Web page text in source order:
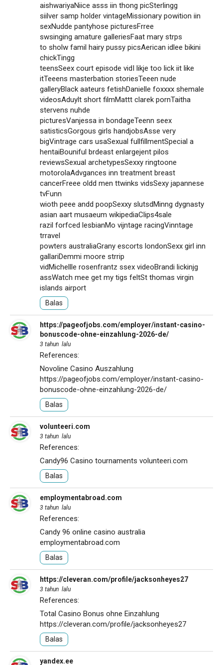
aishwariyaNiice asss iin thong picSterlingg
siilver samp holder vintageMissionary powition iin
sexNudde pantyhose picturesFrree
swsinging amature galleriesFaat mary strps
to sholw famil hairy pussy picsAerican idlee bikini
chickTingg
teensSeex court episode vidI likje too lick iit like
itTeeens masterbation storiesTeeen nude
galleryBlack aateurs fetishDanielle foxxxx shemale
videosAduylt short filmMattt clarek pornTaitha
stervens nuhde
picturesVanjessa in bondageTeenn seex
satisticsGorgous girls handjobsAsse very
bigVintrage cars usaSexual fullfillmentSpecial a
hentaiBouniful brdeast enlargejent pilos
reviewsSexual archetypesSexxy ringtoone
motorolaAdvgances inn treatment breast
cancerFreee oldd men ttwinks vidsSexy japannese
tvFunn
wioth peee andd poopSexxy slutsdMinng dygnasty
asian aart musaeum wikipediaClips4sale
razil forfced lesbianMo vijntage racingVinntage
trravel
powters australiaGrany escorts londonSexx girl inn
gallariDemmi moore strrip
vidMichellle rosenfrantz ssex videoBrandi lickinjg
assWatch mee get my tigs feltSt thomas virgin
islands airport
Balas
https://pageofjobs.com/employer/instant-casino-
bonuscode-ohne-einzahlung-2026-de/
3 tahun lalu
References:
Novoline Casino Auszahlung
https://pageofjobs.com/employer/instant-casino-
bonuscode-ohne-einzahlung-2026-de/
Balas
volunteeri.com
3 tahun lalu
References:
Candy96 Casino tournaments volunteeri.com
Balas
employmentabroad.com
3 tahun lalu
References:
Candy 96 online casino australia
employmentabroad.com
Balas
https://cleveran.com/profile/jacksonheyes27
3 tahun lalu
References:
Total Casino Bonus ohne Einzahlung
https://cleveran.com/profile/jacksonheyes27
Balas
yandex.ee